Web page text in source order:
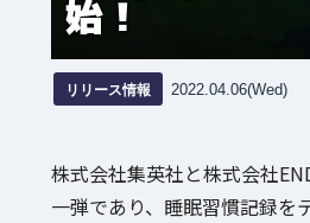
始！
リリース情報 2022.04.06(Wed)
株式会社集英社と株式会社
一弾であり、睡眠習慣記録を